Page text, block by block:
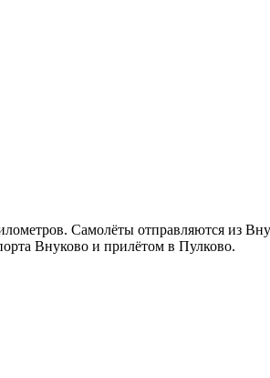
Самолёты отправляются из
Внуково и прилётом в Пулково.